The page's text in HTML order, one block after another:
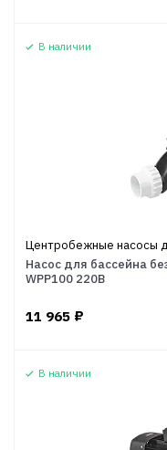
В наличии
Центробежные насосы
Насос для бассейна
WPP100 220В
11 965 ₽
В наличии